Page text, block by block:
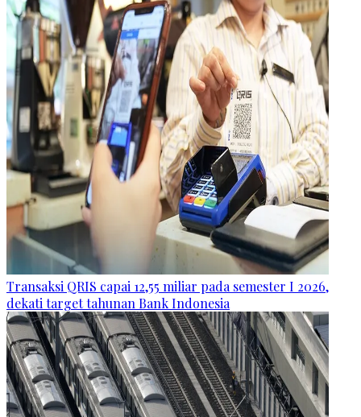
Transaksi QRIS capai 12,55 miliar pada semester I 2026,
dekati target tahunan Bank Indonesia